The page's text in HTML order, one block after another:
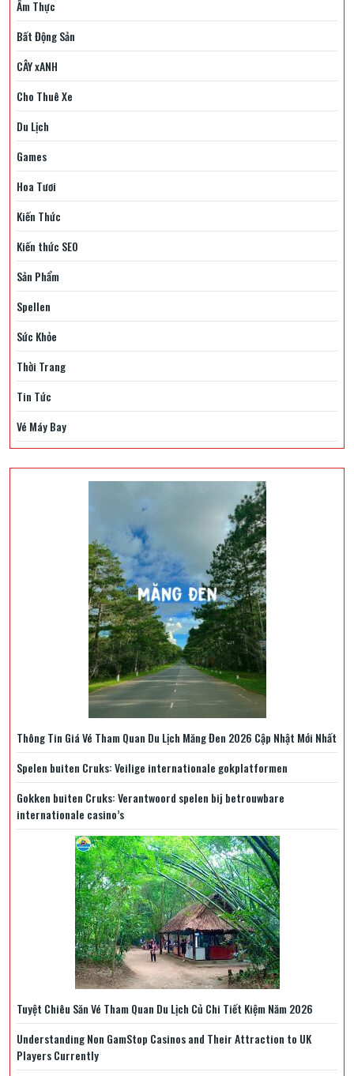
Ẩm Thực
Bất Động Sản
CÂY xANH
Cho Thuê Xe
Du Lịch
Games
Hoa Tươi
Kiến Thức
Kiến thức SEO
Sản Phẩm
Spellen
Sức Khỏe
Thời Trang
Tin Tức
Vé Máy Bay
Thông Tin Giá Vé Tham Quan Du Lịch Măng Đen 2026 Cập Nhật Mới Nhất
Spelen buiten Cruks: Veilige internationale gokplatformen
Gokken buiten Cruks: Verantwoord spelen bij betrouwbare
internationale casino’s
Tuyệt Chiêu Săn Vé Tham Quan Du Lịch Củ Chi Tiết Kiệm Năm 2026
Understanding Non GamStop Casinos and Their Attraction to UK
Players Currently